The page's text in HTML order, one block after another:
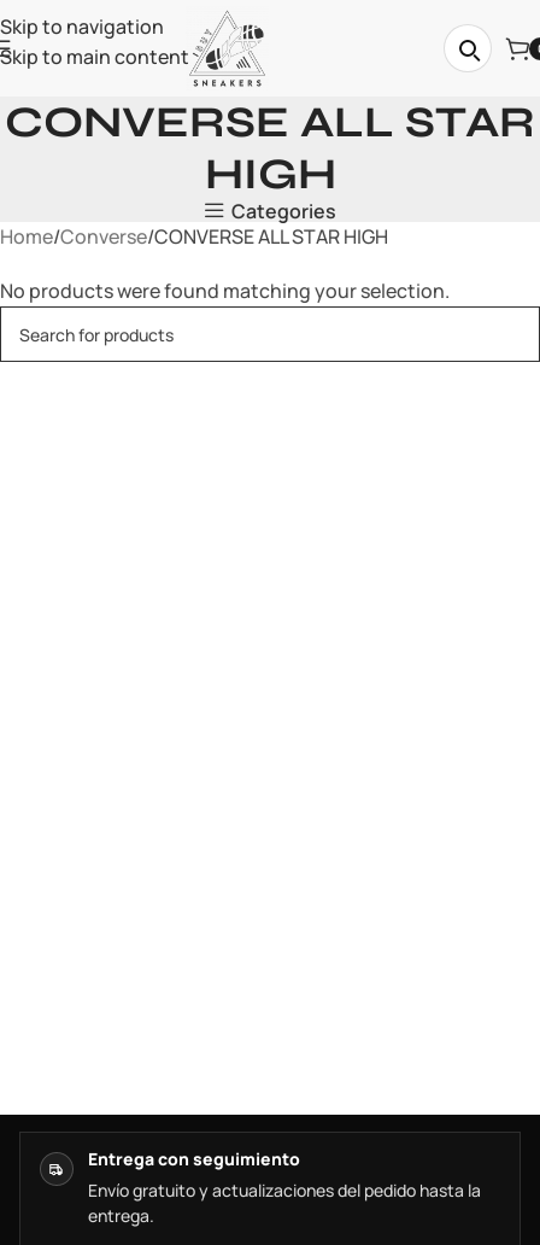
Skip to navigation
Skip to main content
CONVERSE ALL STAR
HIGH
Categories
Home Converse CONVERSE ALL STAR HIGH
No products were found matching your selection.
Entrega con seguimiento
Envío gratuito y actualizaciones del pedido hasta la
entrega.